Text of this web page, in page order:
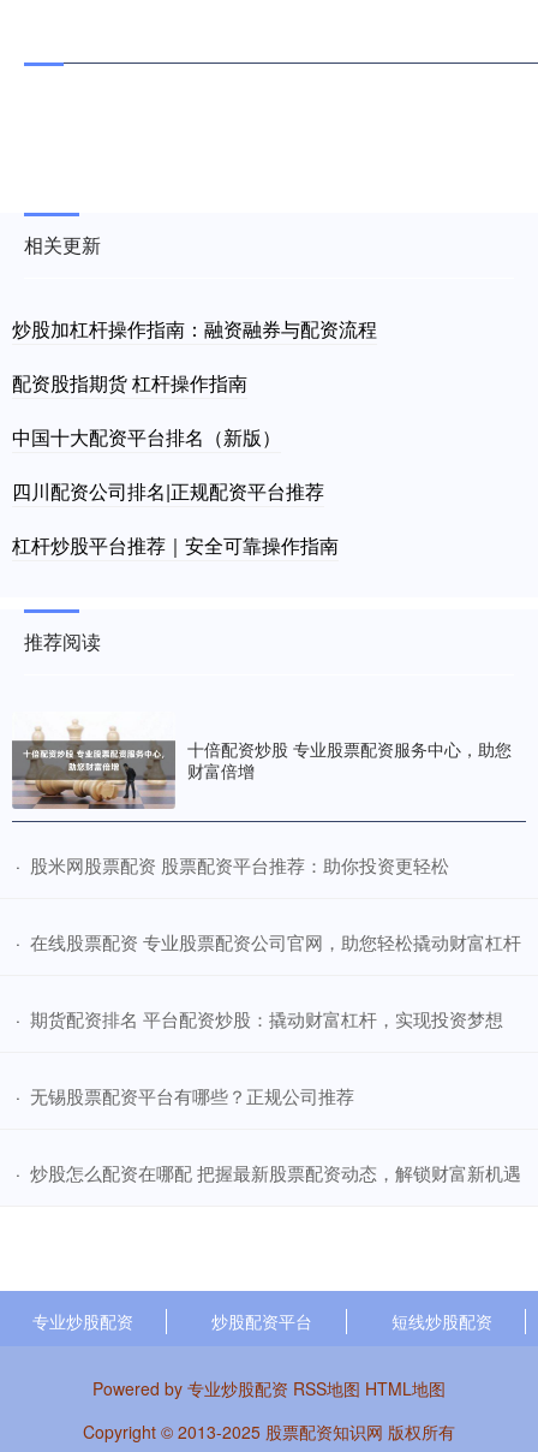
相关更新
炒股加杠杆操作指南：融资融券与配资流程
配资股指期货 杠杆操作指南
中国十大配资平台排名（新版）
四川配资公司排名|正规配资平台推荐
杠杆炒股平台推荐｜安全可靠操作指南
推荐阅读
十倍配资炒股 专业股票配资服务中心，助您
财富倍增
· ​股米网股票配资 股票配资平台推荐：助你投资更轻松
· ​在线股票配资 专业股票配资公司官网，助您轻松撬动财富杠杆
· ​期货配资排名 平台配资炒股：撬动财富杠杆，实现投资梦想
· ​无锡股票配资平台有哪些？正规公司推荐
· ​炒股怎么配资在哪配 把握最新股票配资动态，解锁财富新机遇
专业炒股配资 炒股配资平台 短线炒股配资
Powered by 专业炒股配资 RSS地图 HTML地图
Copyright © 2013-2025 股票配资知识网 版权所有